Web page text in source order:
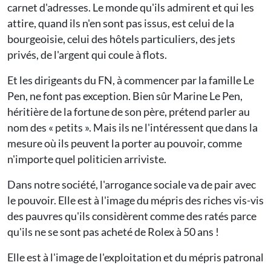
carnet d'adresses. Le monde qu'ils admirent et qui les
attire, quand ils n'en sont pas issus, est celui de la
bourgeoisie, celui des hôtels particuliers, des jets
privés, de l'argent qui coule à flots.
Et les dirigeants du FN, à commencer par la famille Le
Pen, ne font pas exception. Bien sûr Marine Le Pen,
héritière de la fortune de son père, prétend parler au
nom des « petits ». Mais ils ne l'intéressent que dans la
mesure où ils peuvent la porter au pouvoir, comme
n'importe quel politicien arriviste.
Dans notre société, l'arrogance sociale va de pair avec
le pouvoir. Elle est à l'image du mépris des riches vis-vis
des pauvres qu'ils considèrent comme des ratés parce
qu'ils ne se sont pas acheté de Rolex à 50 ans !
Elle est à l'image de l'exploitation et du mépris patronal